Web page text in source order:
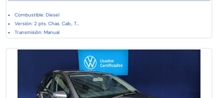
Combustible: Diesel
Versión: 2 pts. Chas. Cab., T...
Transmisión: Manual